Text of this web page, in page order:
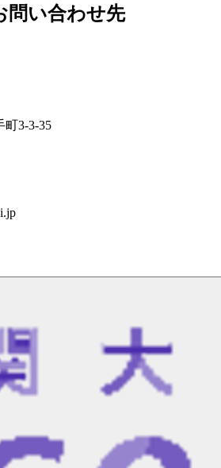
問い合わせ先
町3-3-35